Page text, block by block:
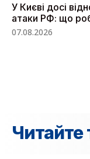
У Києві досі
атаки РФ: що
07.08.2026
Читайте